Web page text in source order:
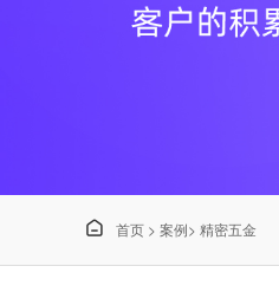
 首页 > 案例> 精密五金